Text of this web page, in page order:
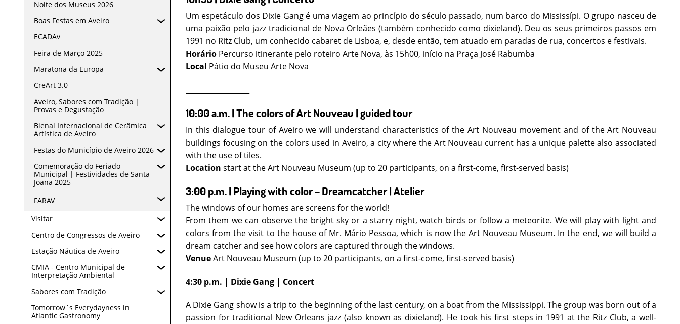
Noite dos Museus 2026
Boas Festas em Aveiro
ECADAv
Feira de Março 2025
Maratona da Europa
CreArt 3.0
Aveiro, Sabores com Tradição |
Provas e Degustação
Bienal Internacional de Cerâmica
Artística de Aveiro
Festas do Município de Aveiro 2026
Comemoração do Feriado
Municipal | Festividades de Santa
Joana 2025
FARAV
Visitar
Centro de Congressos de Aveiro
Estação Náutica de Aveiro
CMIA - Centro Municipal de
Interpretação Ambiental
Sabores com Tradição
Tomorrow´s Everydayness in
Atlantic Gastronomy
Um espetáculo dos Dixie Gang é uma viagem ao princípio do século passado, num barco do Mississípi. O grupo nasceu de
uma paixão pelo jazz tradicional de Nova Orleães (também conhecido como dixieland). Deu os seus primeiros passos em
1991 no Ritz Club, um conhecido cabaret de Lisboa, e, desde então, tem atuado em paradas de rua, concertos e festivais.
Horário Percurso itinerante pelo roteiro Arte Nova, às 15h00, início na Praça José Rabumba
Local Pátio do Museu Arte Nova
10:00 a.m. | The colors of Art Nouveau | guided tour
In this dialogue tour of Aveiro we will understand characteristics of the Art Nouveau movement and of the Art Nouveau
buildings focusing on the colors used in Aveiro, a city where the Art Nouveau current has a unique palette also associated
with the use of tiles.
Location start at the Art Nouveau Museum (up to 20 participants, on a first-come, first-served basis)
3:00 p.m. | Playing with color – Dreamcatcher | Atelier
The windows of our homes are screens for the world!
From them we can observe the bright sky or a starry night, watch birds or follow a meteorite. We will play with light and
colors from the visit to the house of Mr. Mário Pessoa, which is now the Art Nouveau Museum. In the end, we will build a
dream catcher and see how colors are captured through the windows.
VenueArt Nouveau Museum (up to 20 participants, on a first-come, first-served basis)
4:30 p.m. | Dixie Gang | Concert
A Dixie Gang show is a trip to the beginning of the last century, on a boat from the Mississippi. The group was born out of a
passion for traditional New Orleans jazz (also known as dixieland). He took his first steps in 1991 at the Ritz Club, a well-